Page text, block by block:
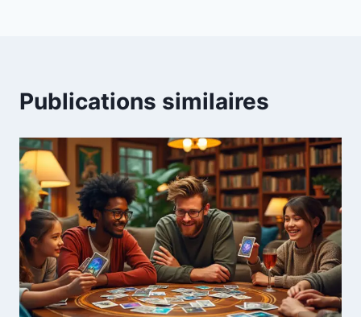
Publications similaires